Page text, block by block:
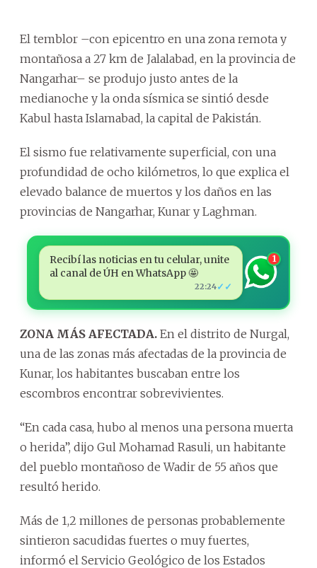
El temblor –con epicentro en una zona remota y
montañosa a 27 km de Jalalabad, en la provincia de
Nangarhar– se produjo justo antes de la
medianoche y la onda sísmica se sintió desde
Kabul hasta Islamabad, la capital de Pakistán.
El sismo fue relativamente superficial, con una
profundidad de ocho kilómetros, lo que explica el
elevado balance de muertos y los daños en las
provincias de Nangarhar, Kunar y Laghman.
Recibí las noticias en tu celular, unite
al canal de ÚH en WhatsApp 🤩
22:24✓✓
1
ZONA MÁS AFECTADA. En el distrito de Nurgal,
una de las zonas más afectadas de la provincia de
Kunar, los habitantes buscaban entre los
escombros encontrar sobrevivientes.
“En cada casa, hubo al menos una persona muerta
o herida”, dijo Gul Mohamad Rasuli, un habitante
del pueblo montañoso de Wadir de 55 años que
resultó herido.
Más de 1,2 millones de personas probablemente
sintieron sacudidas fuertes o muy fuertes,
informó el Servicio Geológico de los Estados